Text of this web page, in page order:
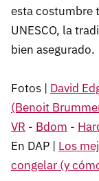
esta costumbre
UNESCO, la
bien asegurado.
Fotos | David
(Benoit
VR - Bdom -
En DAP | Los
congelar (y